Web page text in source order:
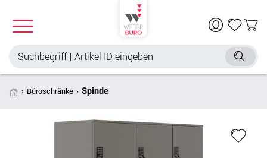
Büroschränke Spinde